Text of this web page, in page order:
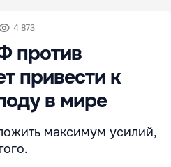
4 873
против
привести к
в мире
максимум усилий,